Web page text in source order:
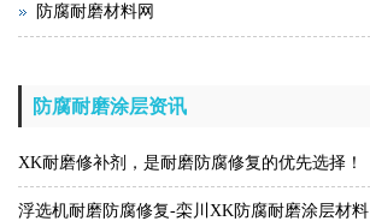
防腐耐磨材料网
防腐耐磨涂层资讯
XK耐磨修补剂，是耐磨防腐修复的优先选择！
浮选机耐磨防腐修复-栾川XK防腐耐磨涂层材料